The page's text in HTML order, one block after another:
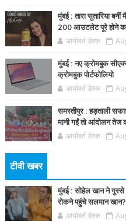
मुंबई : तारा सुतारिया
200 आउटलेट पूरे होने
आर्यावर्त डेस्क
मुंबई : नए क्रोमबुक
क्रोमबुक पोर्टफोलियो
आर्यावर्त डेस्क
समस्तीपुर : हड़ताली
मानी गईं तो आंदोलन तेज
आर्यावर्त डेस्क
टीवी खबर
मुंबई : सोहेल खान ने गुस्से
रोकने पहुंचे सलमान खान?
आर्यावर्त डेस्क